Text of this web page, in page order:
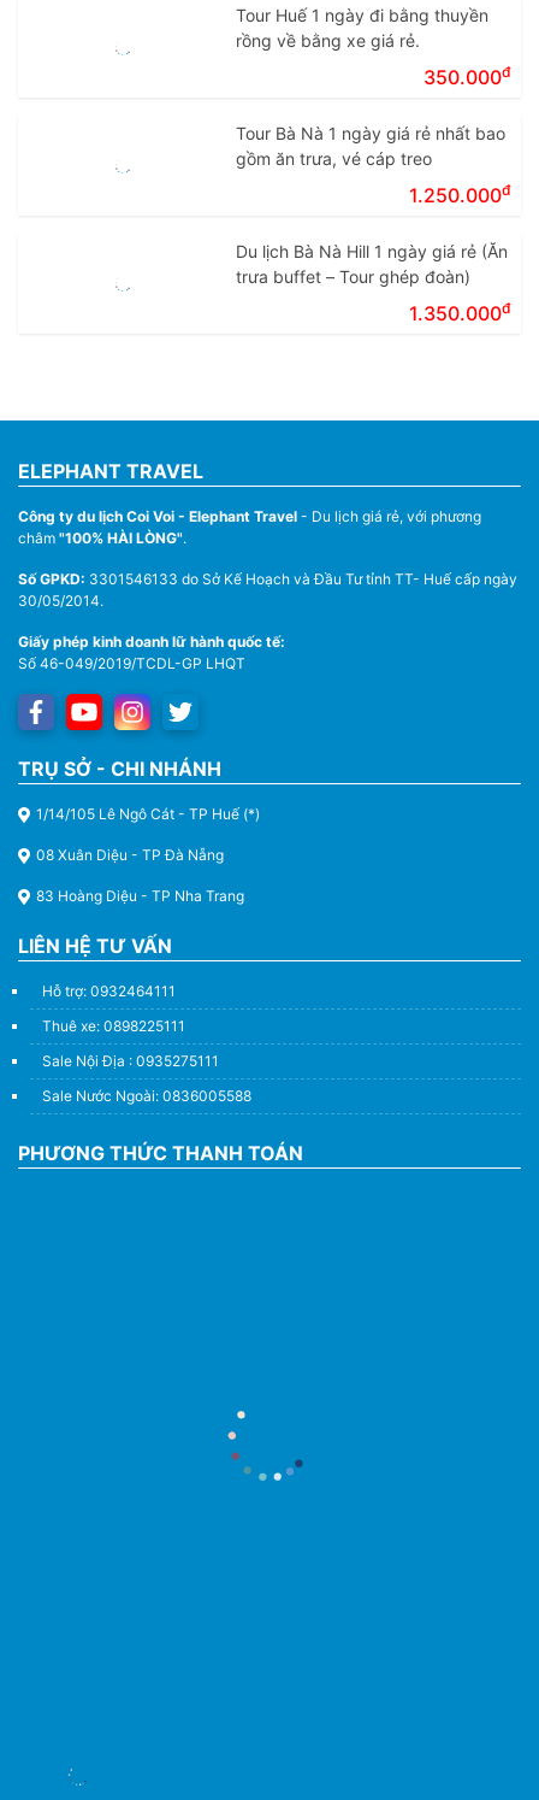
Tour Huế 1 ngày đi bằng thuyền
rồng về bằng xe giá rẻ.
350.000đ
Tour Bà Nà 1 ngày giá rẻ nhất bao
gồm ăn trưa, vé cáp treo
1.250.000đ
Du lịch Bà Nà Hill 1 ngày giá rẻ (Ăn
trưa buffet – Tour ghép đoàn)
1.350.000đ
ELEPHANT TRAVEL
Công ty du lịch Coi Voi - Elephant Travel - Du lịch giá rẻ, với phương
châm "100% HÀI LÒNG".
Số GPKD: 3301546133 do Sở Kế Hoạch và Đầu Tư tỉnh TT- Huế cấp ngày
30/05/2014.
Giấy phép kinh doanh lữ hành quốc tế:
Số 46-049/2019/TCDL-GP LHQT
TRỤ SỞ - CHI NHÁNH
1/14/105 Lê Ngô Cát - TP Huế (*)
08 Xuân Diệu - TP Đà Nẵng
83 Hoàng Diệu - TP Nha Trang
LIÊN HỆ TƯ VẤN
Hỗ trợ: 0932464111
Thuê xe: 0898225111
Sale Nội Địa : 0935275111
Sale Nước Ngoài: 0836005588
PHƯƠNG THỨC THANH TOÁN